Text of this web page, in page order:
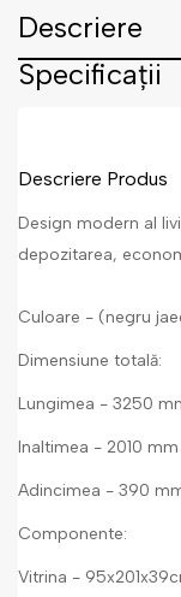
Descriere
Specificații
Descriere Produs
Design modern al
depozitarea,
Culoare - (negru
Dimensiune totală:
Lungimea - 3250
Inaltimea - 2010 mm
Adincimea - 390
Componente:
Vitrina -